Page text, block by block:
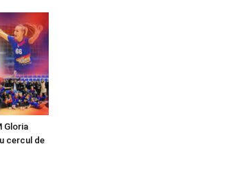
Gloria
cercul de